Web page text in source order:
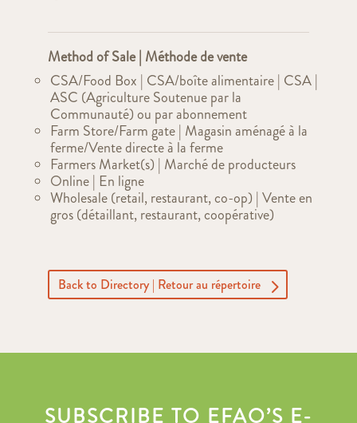
Method of Sale | Méthode de vente
CSA/Food Box | CSA/boîte alimentaire | CSA |
ASC (Agriculture Soutenue par la
Communauté) ou par abonnement
Farm Store/Farm gate | Magasin aménagé à la
ferme/Vente directe à la ferme
Farmers Market(s) | Marché de producteurs
Online | En ligne
Wholesale (retail, restaurant, co-op) | Vente en
gros (détaillant, restaurant, coopérative)
Back to Directory | Retour au répertoire
SUBSCRIBE TO EFAO’S E-